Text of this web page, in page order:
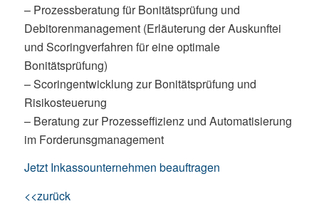
– Prozessberatung für Bonitätsprüfung und
Debitorenmanagement (Erläuterung der Auskunftei
und Scoringverfahren für eine optimale
Bonitätsprüfung)
– Scoringentwicklung zur Bonitätsprüfung und
Risikosteuerung
– Beratung zur Prozesseffizienz und Automatisierung
im Forderunsgmanagement
Jetzt Inkassounternehmen beauftragen
<<zurück